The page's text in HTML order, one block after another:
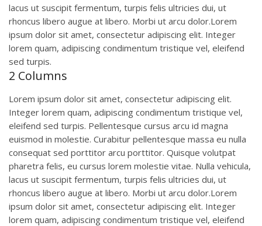
lacus ut suscipit fermentum, turpis felis ultricies dui, ut
rhoncus libero augue at libero. Morbi ut arcu dolor.Lorem
ipsum dolor sit amet, consectetur adipiscing elit. Integer
lorem quam, adipiscing condimentum tristique vel, eleifend
sed turpis.
2 Columns
Lorem ipsum dolor sit amet, consectetur adipiscing elit.
Integer lorem quam, adipiscing condimentum tristique vel,
eleifend sed turpis. Pellentesque cursus arcu id magna
euismod in molestie. Curabitur pellentesque massa eu nulla
consequat sed porttitor arcu porttitor. Quisque volutpat
pharetra felis, eu cursus lorem molestie vitae. Nulla vehicula,
lacus ut suscipit fermentum, turpis felis ultricies dui, ut
rhoncus libero augue at libero. Morbi ut arcu dolor.Lorem
ipsum dolor sit amet, consectetur adipiscing elit. Integer
lorem quam, adipiscing condimentum tristique vel, eleifend